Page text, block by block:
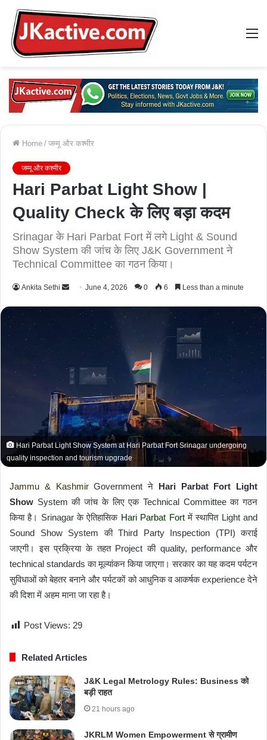
Home / जम्मू और कश्मीर
जम्मू और कश्मीर
Hari Parbat Light Show |
Quality Check के लिए बड़ा कदम
Srinagar के Hari Parbat Fort में लगे Light & Sound
Show System की जांच के लिए J&K Government ने
Technical Committee का गठन किया।
Ankita Sethi
e
a
i
June 4, 2026 0 6 Less than a minute
Hari Parbat Light Show System at Hari Parbat Fort Srinagar undergoing
quality inspection and tourism upgrade
Jammu & KashmirGovernment ने Hari Parbat Fort Light
Show System की जांच के लिए एक Technical Committee का गठन
किया है। Srinagar के ऐतिहासिक Hari Parbat Fort में स्थापित Light and
Sound Show System की Third Party Inspection (TPI) कराई
जाएगी। इस प्रक्रिया के तहत Project की quality, performance और
technical standards का मूल्यांकन किया जाएगा। सरकार का यह कदम पर्यटन
सुविधाओं को बेहतर बनाने और पर्यटकों को आधुनिक व आकर्षक experience देने
की दिशा में अहम माना जा रहा है।
Post Views: 29
Related Articles
J&K Legal Metrology Rules: Business को
बड़ी राहत
21 hours ago
JKRLM Women Empowerment से ग्रामीण